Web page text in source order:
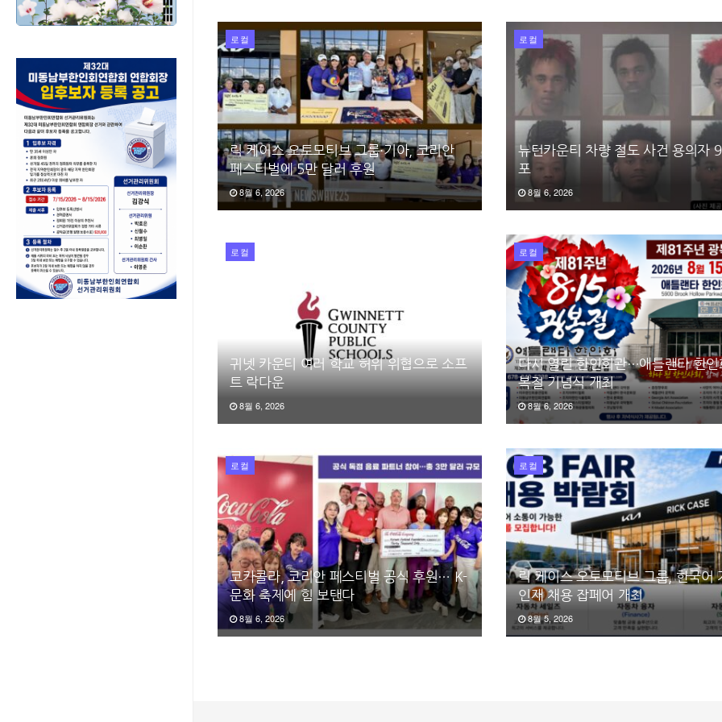
로컬
릭 케이스 오토모티브 그룹·기아, 코리안
페스티벌에 5만 달러 후원
8월 6, 2026
로컬
뉴턴카운티 차량 절도 사건 용의자
포
8월 6, 2026
로컬
귀넷 카운티 여러 학교 허위 위협으로 소프
트 락다운
8월 6, 2026
로컬
다시 열린 한인회관…애틀랜타 한인
복절 기념식 개최
8월 6, 2026
로컬
코카콜라, 코리안 페스티벌 공식 후원… K-
문화 축제에 힘 보탠다
8월 6, 2026
로컬
릭 케이스 오토모티브 그룹, 한국어
인재 채용 잡페어 개최
8월 5, 2026